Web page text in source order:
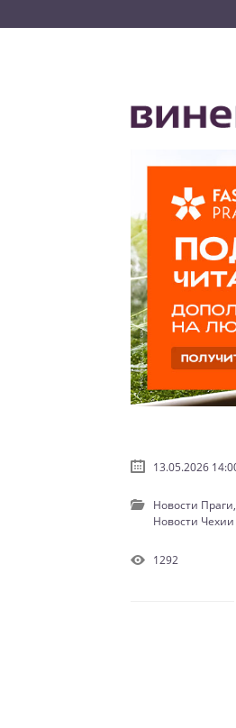
13.05.2026
Новости Праги,
Новости Чехии
1292